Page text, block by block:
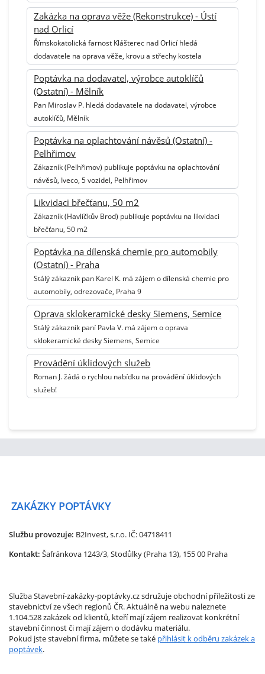
Zakázka na oprava věže (Rekonstrukce) - Ústí
nad Orlicí
Římskokatolická farnost Klášterec nad Orlicí hledá
dodavatele na oprava věže, krovu a střechy kostela
Poptávka na dodavatel, výrobce autoklíčů
(Ostatní) - Mělník
Pan Miroslav P. hledá dodavatele na dodavatel, výrobce
autoklíčů, Mělník
Poptávka na oplachtování návěsů (Ostatní) -
Pelhřimov
Zákazník (Pelhřimov) publikuje poptávku na oplachtování
návěsů, Iveco, 5 vozidel, Pelhřimov
Likvidaci břečťanu, 50 m2
Zákazník (Havlíčkův Brod) publikuje poptávku na likvidaci
břečťanu, 50 m2
Poptávka na dílenská chemie pro automobily
(Ostatní) - Praha
Stálý zákazník pan Karel K. má zájem o dílenská chemie pro
automobily, odrezovače, Praha 9
Oprava sklokeramické desky Siemens, Semice
Stálý zákazník paní Pavla V. má zájem o oprava
sklokeramické desky Siemens, Semice
Provádění úklidových služeb
Roman J. žádá o rychlou nabídku na provádění úklidových
služeb!
ZAKÁZKY POPTÁVKY
Službu provozuje: B2Invest, s.r.o. IČ: 04718411
Kontakt: Šafránkova 1243/3, Stodůlky (Praha 13), 155 00 Praha
Služba Stavební-zakázky-poptávky.cz sdružuje obchodní příležitosti ze
stavebnictví ze všech regionů ČR. Aktuálně na webu naleznete
1.104.528 zakázek od klientů, kteří mají zájem realizovat konkrétní
stavební činnost či mají zájem o dodávku materiálu.
Pokud jste stavební firma, můžete se také přihlásit k odběru zakázek a
poptávek.